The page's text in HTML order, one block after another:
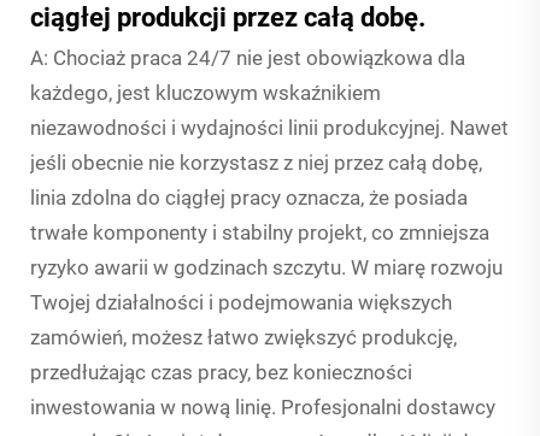
ciągłej produkcji przez całą dobę.
A: Chociaż praca 24/7 nie jest obowiązkowa dla
każdego, jest kluczowym wskaźnikiem
niezawodności i wydajności linii produkcyjnej. Nawet
jeśli obecnie nie korzystasz z niej przez całą dobę,
linia zdolna do ciągłej pracy oznacza, że posiada
trwałe komponenty i stabilny projekt, co zmniejsza
ryzyko awarii w godzinach szczytu. W miarę rozwoju
Twojej działalności i podejmowania większych
zamówień, możesz łatwo zwiększyć produkcję,
przedłużając czas pracy, bez konieczności
inwestowania w nową linię. Profesjonalni dostawcy